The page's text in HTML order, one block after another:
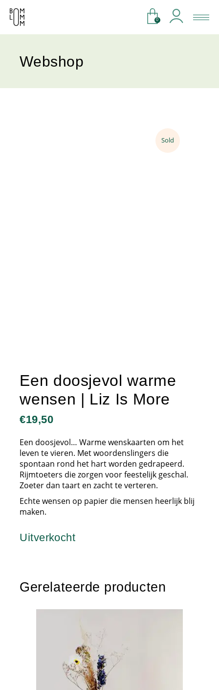
0
Webshop
Sold
Een doosjevol warme
wensen | Liz Is More
€19,50
Een doosjevol… Warme wenskaarten om het
leven te vieren. Met woordenslingers die
spontaan rond het hart worden gedrapeerd.
Rijmtoeters die zorgen voor feestelijk geschal.
Zoeter dan taart en zacht te verteren.
Echte wensen op papier die mensen heerlijk blij
maken.
Uitverkocht
Gerelateerde producten